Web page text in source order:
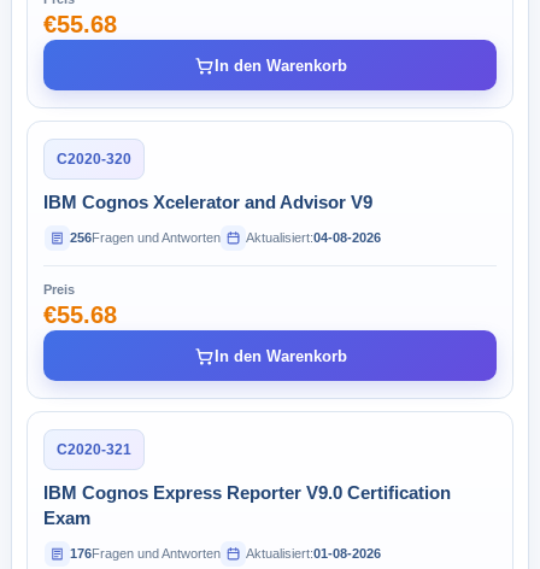
€55.68
In den Warenkorb
C2020-320
IBM Cognos Xcelerator and Advisor V9
256Fragen und Antworten Aktualisiert:04-08-2026
Preis
€55.68
In den Warenkorb
C2020-321
IBM Cognos Express Reporter V9.0 Certification
Exam
176Fragen und Antworten Aktualisiert:01-08-2026